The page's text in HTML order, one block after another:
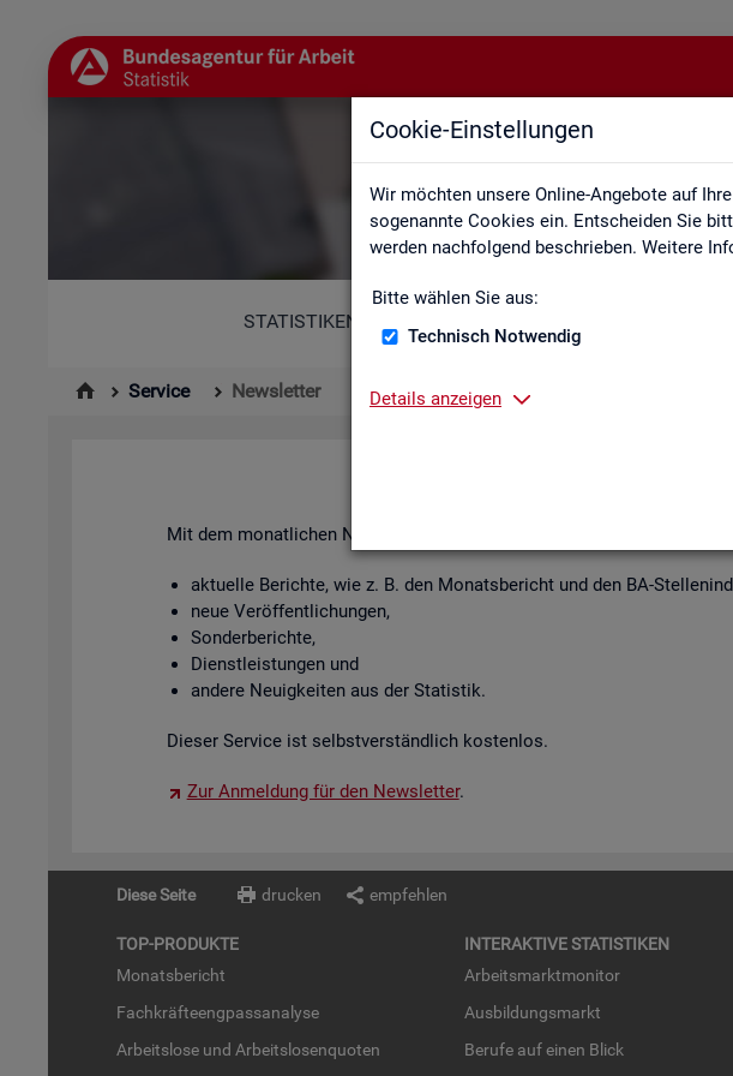
Cookie-Einstellungen
Wir möchten unsere Online-Angebote auf
sogenannte Cookies ein. Entscheiden Sie
werden nachfolgend beschrieben. Weitere
Bitte wählen Sie aus:
Technisch Notwendig
Details anzeigen
STATISTIKEN
Service Newsletter
News­let­ter Sta­tis­tik und
Mit dem mo­nat­li­chen News­let­ter in­for­mie­ren wir Sie über
ak­tu­el­le Be­rich­te, wie z. B. den Mo­nats­be­richt und den BA-
neue Ver­öf­fent­li­chun­gen,
Son­der­be­rich­te,
Dienst­leis­tun­gen und
an­de­re Neu­ig­kei­ten aus der Sta­tis­tik.
Die­ser Ser­vice ist selbst­ver­ständ­lich kos­ten­los.
Zur An­mel­dung für den News­let­ter.
Diese Seite drucken empfehlen
TOP-PRO­DUK­TE
Mo­nats­be­richt
Fach­kräf­te­eng­pass­ana­ly­se
Ar­beits­lo­se und Ar­beits­lo­sen­quo­ten
IN­TER­AK­TI­VE STA­TIS­TI­KEN
Ar­beits­markt­mo­ni­tor
Aus­bil­dungs­markt
Be­ru­fe auf einen Blick